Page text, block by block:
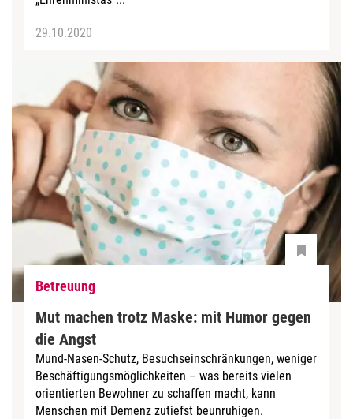
29.10.2020
Betreuung
Mut machen trotz Maske: mit Humor gegen
die Angst
Mund-Nasen-Schutz, Besuchseinschränkungen, weniger
Beschäftigungsmöglichkeiten – was bereits vielen
orientierten Bewohner zu schaffen macht, kann
Menschen mit Demenz zutiefst beunruhigen.